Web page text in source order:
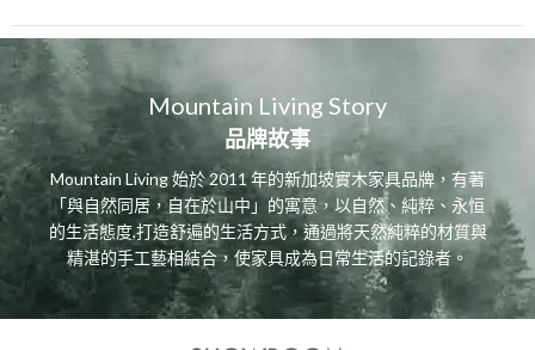
Mountain Living Story
品牌故事
Mountain Living 始於 2011 年的新加坡實木家具品牌，有著
「與自然同居，自在於山中」的寓意，以自然、純粹、永恒
的生活態度,打造舒遍的生活方式，通過將天然純粹的材質與
精湛的手工藝相結合，使家具成為日常生活的記錄者。